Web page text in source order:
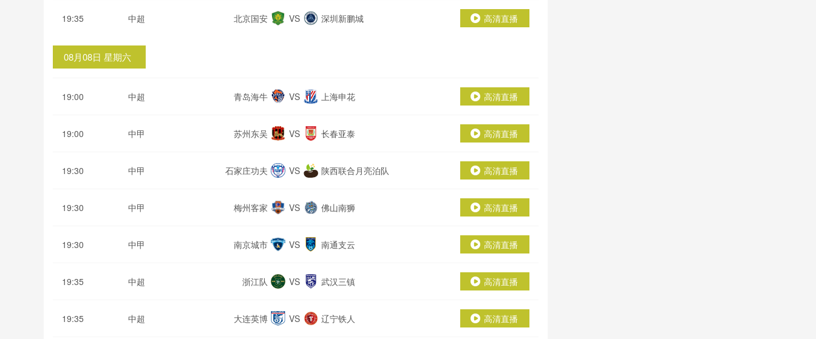
19:35 中超 北京国安 VS 深圳新鹏城 高清直播
08月08日 星期六
19:00 中超 青岛海牛 VS 上海申花 高清直播
19:00 中甲 苏州东吴 VS 长春亚泰 高清直播
19:30 中甲 石家庄功夫 VS 陕西联合月亮泊队 高清直播
19:30 中甲 梅州客家 VS 佛山南狮 高清直播
19:30 中甲 南京城市 VS 南通支云 高清直播
19:35 中超 浙江队 VS 武汉三镇 高清直播
19:35 中超 大连英博 VS 辽宁铁人 高清直播